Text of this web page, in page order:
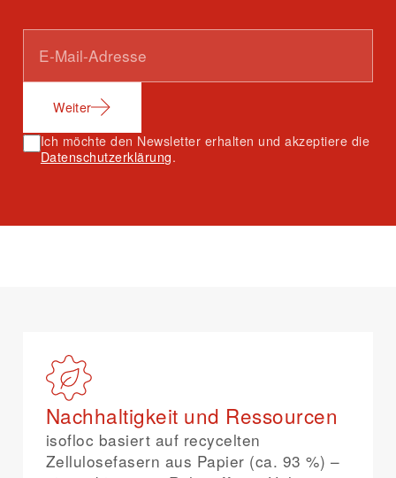
Weiter
Ich möchte den Newsletter erhalten und akzeptiere die
Datenschutzerklärung.
Nachhaltigkeit und Ressourcen
isofloc basiert auf recycelten
Zellulosefasern aus Papier (ca. 93 %) –